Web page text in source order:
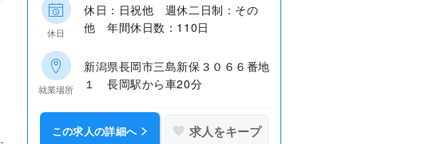
休日
休日：日祝他 週休二日制：その
他 年間休日数：110日
就業場所
新潟県長岡市三島新保３０６６番地
１ 長岡駅から車20分
この求人の詳細へ 求人をキープ